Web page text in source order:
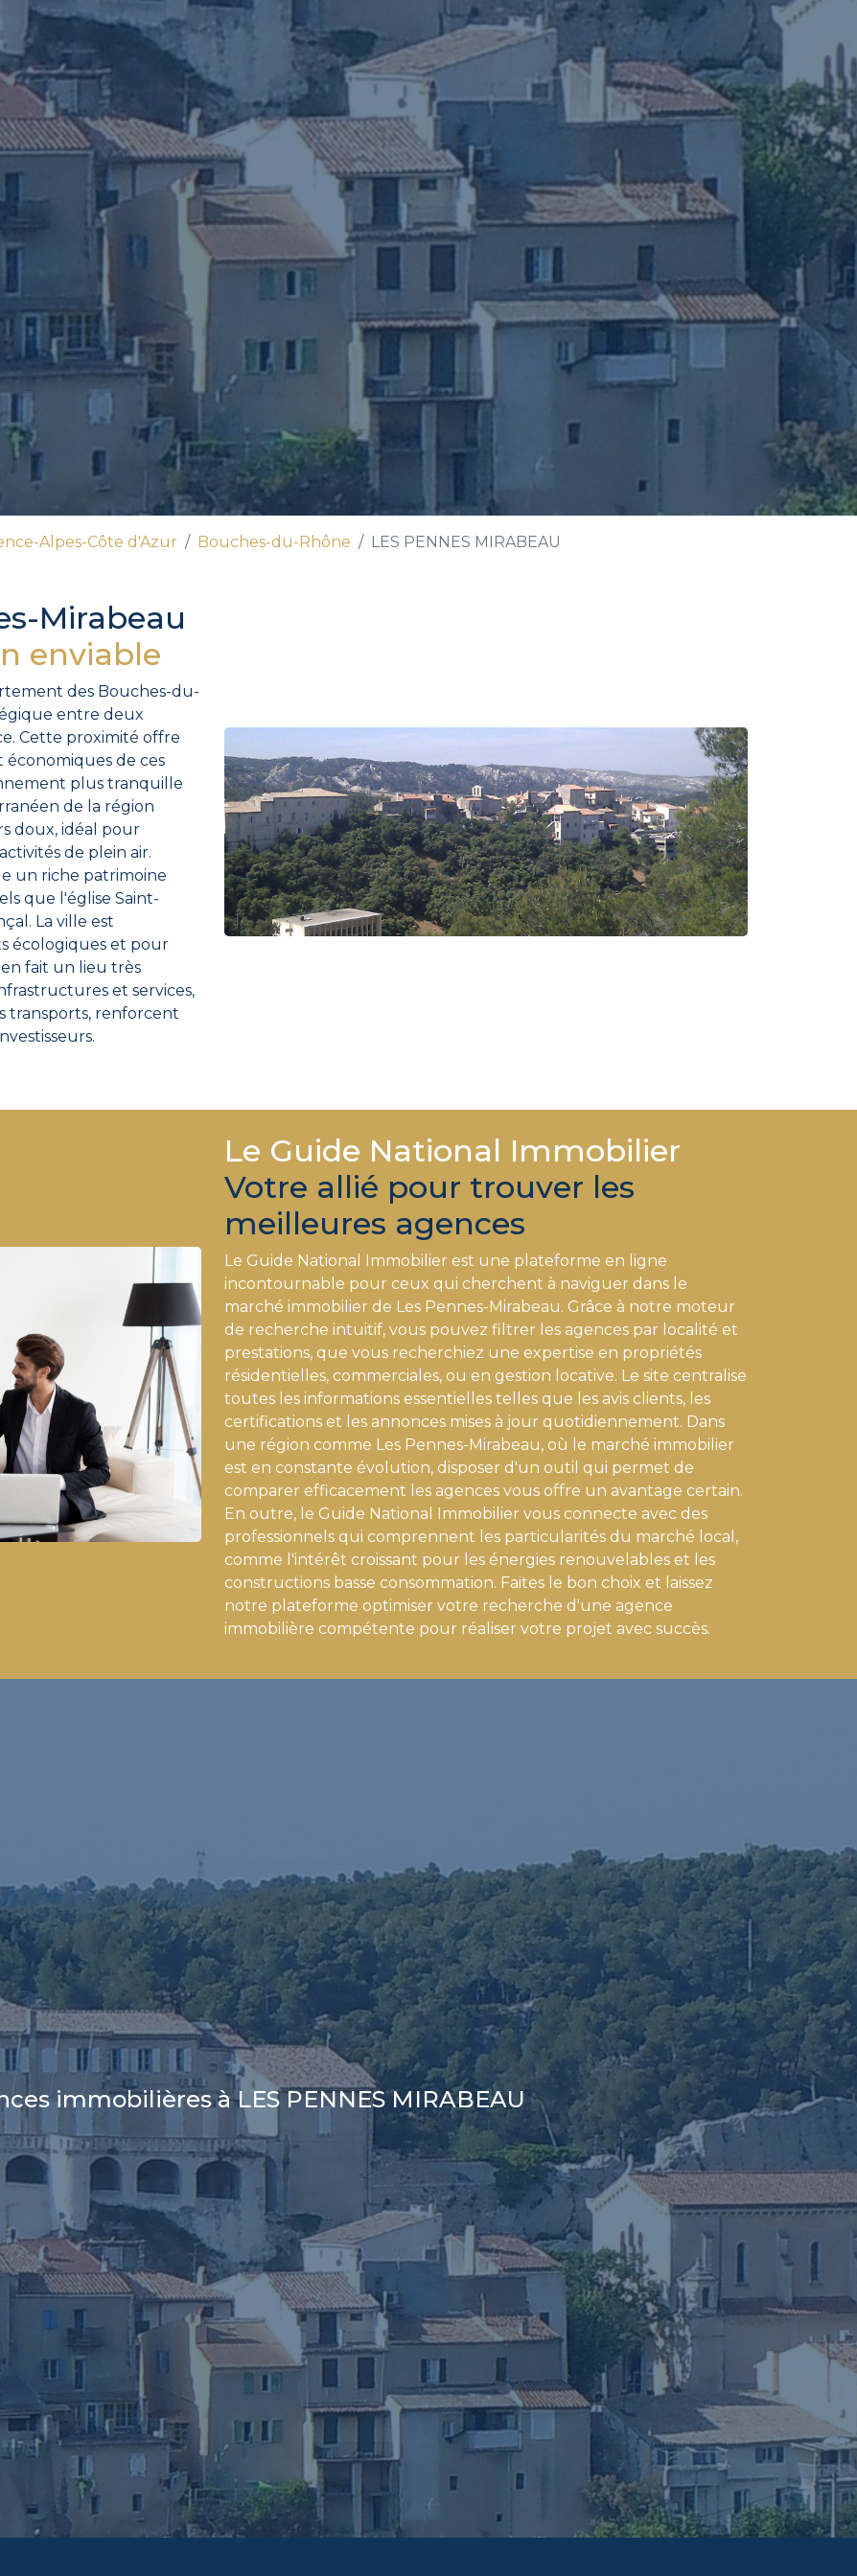
Alpes-Côte d'Azur Bouches-du-Rhône LES PENNES MIRABEAU
Mirabeau
enviable
des Bouches-du-
entre deux
Cette proximité offre
économiques de ces
plus tranquille
de la région
doux, idéal pour
de plein air.
un riche patrimoine
que l'église Saint-
La ville est
écologiques et pour
fait un lieu très
et services,
transports, renforcent
Le Guide National Immobilier
Votre allié pour trouver les
meilleures agences
Le Guide National Immobilier est une plateforme en ligne
incontournable pour ceux qui cherchent à naviguer dans le
marché immobilier de Les Pennes-Mirabeau. Grâce à notre moteur
de recherche intuitif, vous pouvez filtrer les agences par localité et
prestations, que vous recherchiez une expertise en propriétés
résidentielles, commerciales, ou en gestion locative. Le site centralise
toutes les informations essentielles telles que les avis clients, les
certifications et les annonces mises à jour quotidiennement. Dans
une région comme Les Pennes-Mirabeau, où le marché immobilier
est en constante évolution, disposer d'un outil qui permet de
comparer efficacement les agences vous offre un avantage certain.
En outre, le Guide National Immobilier vous connecte avec des
professionnels qui comprennent les particularités du marché local,
comme l'intérêt croissant pour les énergies renouvelables et les
constructions basse consommation. Faites le bon choix et laissez
notre plateforme optimiser votre recherche d'une agence
immobilière compétente pour réaliser votre projet avec succès.
immobilières à LES PENNES MIRABEAU